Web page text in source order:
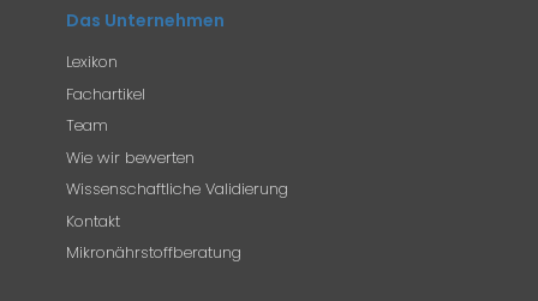
Das Unternehmen
Lexikon
Fachartikel
Team
Wie wir bewerten
Wissenschaftliche Validierung
Kontakt
Mikronährstoffberatung